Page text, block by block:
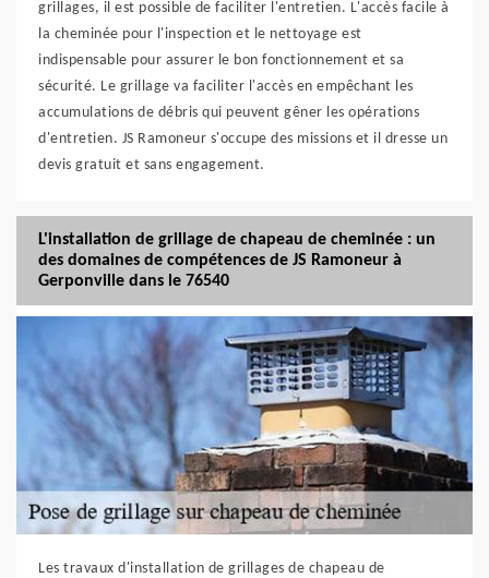
grillages, il est possible de faciliter l'entretien. L'accès facile à
la cheminée pour l'inspection et le nettoyage est
indispensable pour assurer le bon fonctionnement et sa
sécurité. Le grillage va faciliter l'accès en empêchant les
accumulations de débris qui peuvent gêner les opérations
d'entretien. JS Ramoneur s'occupe des missions et il dresse un
devis gratuit et sans engagement.
L'installation de grillage de chapeau de cheminée : un
des domaines de compétences de JS Ramoneur à
Gerponville dans le 76540
Les travaux d'installation de grillages de chapeau de